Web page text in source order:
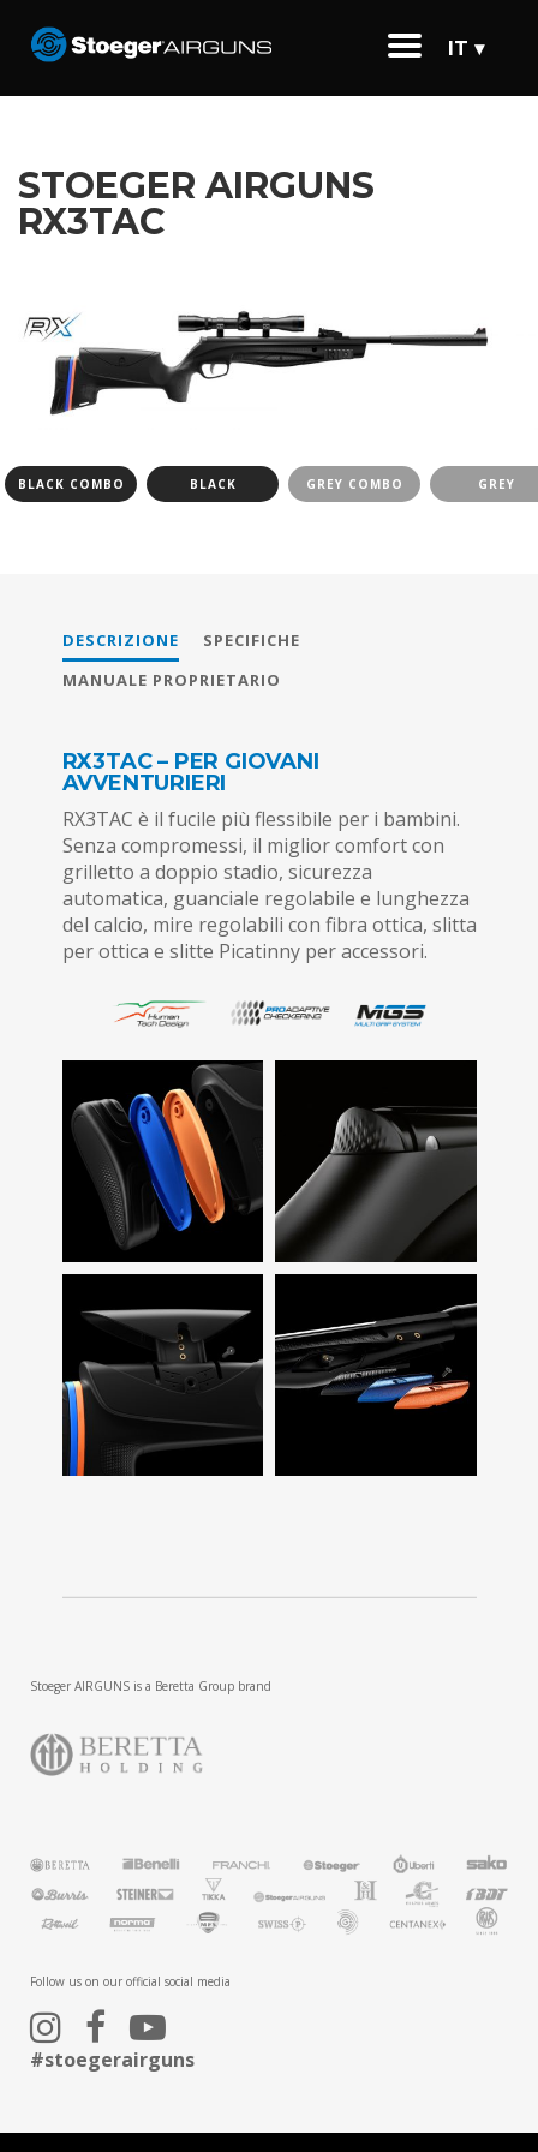
IT ▾
STOEGER AIRGUNS
RX3TAC
BLACK COMBO BLACK GREY COMBO GREY
DESCRIZIONE
SPECIFICHE
MANUALE PROPRIETARIO
RX3TAC – PER GIOVANI
AVVENTURIERI
RX3TAC è il fucile più flessibile per i bambini.
Senza compromessi, il miglior comfort con
grilletto a doppio stadio, sicurezza
automatica, guanciale regolabile e lunghezza
del calcio, mire regolabili con fibra ottica, slitta
per ottica e slitte Picatinny per accessori.
Stoeger AIRGUNS is a Beretta Group brand
Follow us on our official social media
#stoegerairguns